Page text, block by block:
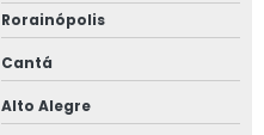
Rorainópolis
Cantá
Alto Alegre